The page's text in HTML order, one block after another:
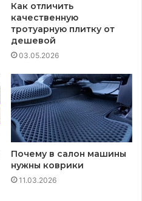
Как отличить
качественную
тротуарную плитку от
дешевой
03.05.2026
Почему в салон машины
нужны коврики
11.03.2026